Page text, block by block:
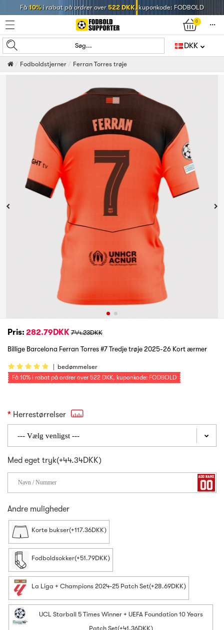
Få 10%i rabat på ordrer over522 DKK, kuponkode: FODBOLD
0
󰄒
Søg... DKK
Fodboldstjerner Ferran Torres trøje
Pris: 282.79DKK 744.23DKK
Billige Barcelona Ferran Torres #7 Tredje trøje 2025-26 Kort ærmer
| bedømmelser
Få 10% i rabat på ordrer over 522 DKK, kuponkode: FODBOLD
Herrestørrelser
Med eget tryk(+44.34DKK)
Andre muligheder
Korte bukser(+117.36DKK)
Fodboldsokker(+51.79DKK)
La Liga + Champions 2024-25 Patch Set(+28.69DKK)
UCL Starball 5 Times Winner + UEFA Foundation 10 Years
Patch Set(+41.36DKK)